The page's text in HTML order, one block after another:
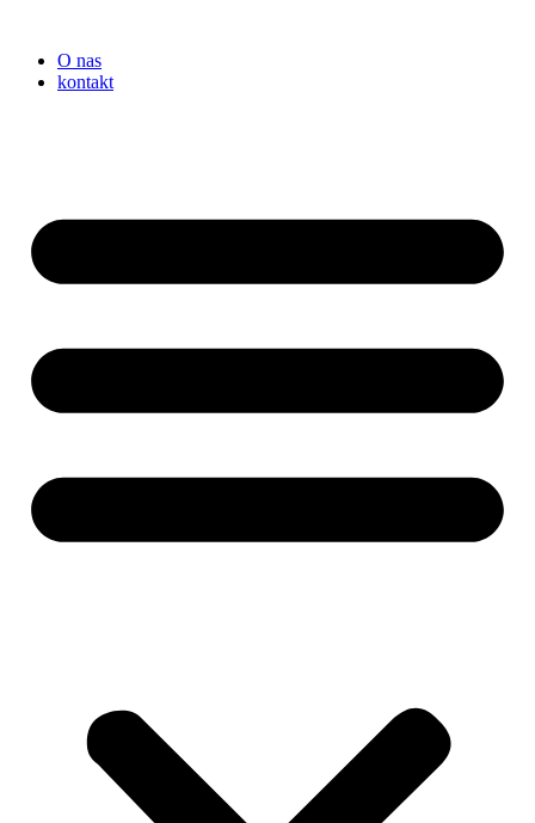
treści
O nas
kontakt